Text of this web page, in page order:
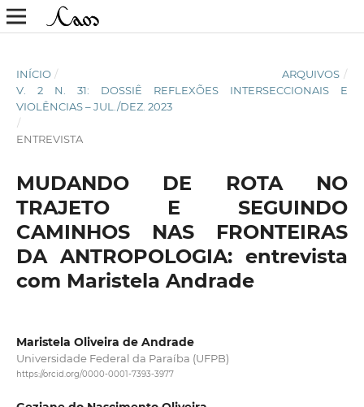
INÍCIO / ARQUIVOS /
V. 2 N. 31: DOSSIÊ REFLEXÕES INTERSECCIONAIS E
VIOLÊNCIAS – JUL./DEZ. 2023
/
ENTREVISTA
MUDANDO DE ROTA NO
TRAJETO E SEGUINDO
CAMINHOS NAS FRONTEIRAS
DA ANTROPOLOGIA: entrevista
com Maristela Andrade
Maristela Oliveira de Andrade
Universidade Federal da Paraíba (UFPB)
https://orcid.org/0000-0001-7393-3977